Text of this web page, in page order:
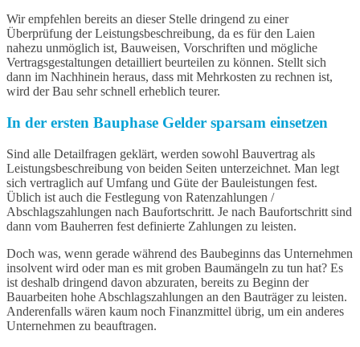
Wir empfehlen bereits an dieser Stelle dringend zu einer
Überprüfung der Leistungsbeschreibung, da es für den Laien
nahezu unmöglich ist, Bauweisen, Vorschriften und mögliche
Vertragsgestaltungen detailliert beurteilen zu können. Stellt sich
dann im Nachhinein heraus, dass mit Mehrkosten zu rechnen ist,
wird der Bau sehr schnell erheblich teurer.
In der ersten Bauphase Gelder sparsam einsetzen
Sind alle Detailfragen geklärt, werden sowohl Bauvertrag als
Leistungsbeschreibung von beiden Seiten unterzeichnet. Man legt
sich vertraglich auf Umfang und Güte der Bauleistungen fest.
Üblich ist auch die Festlegung von Ratenzahlungen /
Abschlagszahlungen nach Baufortschritt. Je nach Baufortschritt sind
dann vom Bauherren fest definierte Zahlungen zu leisten.
Doch was, wenn gerade während des Baubeginns das Unternehmen
insolvent wird oder man es mit groben Baumängeln zu tun hat? Es
ist deshalb dringend davon abzuraten, bereits zu Beginn der
Bauarbeiten hohe Abschlagszahlungen an den Bauträger zu leisten.
Anderenfalls wären kaum noch Finanzmittel übrig, um ein anderes
Unternehmen zu beauftragen.